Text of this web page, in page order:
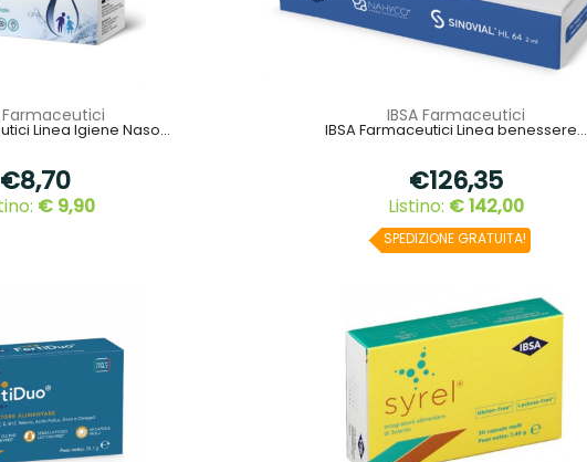
Farmaceutici
Linea Igiene Naso...
€8,70
€ 9,90
IBSA Farmaceutici
IBSA Farmaceutici Linea benessere...
€126,35
Listino: € 142,00
SPEDIZIONE GRATUITA!